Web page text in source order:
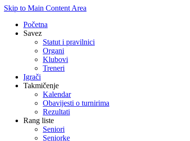
Skip to Main Content Area
Početna
Savez
Statut i pravilnici
Organi
Klubovi
Treneri
Igrači
Takmičenje
Kalendar
Obavijesti o turnirima
Rezultati
Rang liste
Seniori
Seniorke